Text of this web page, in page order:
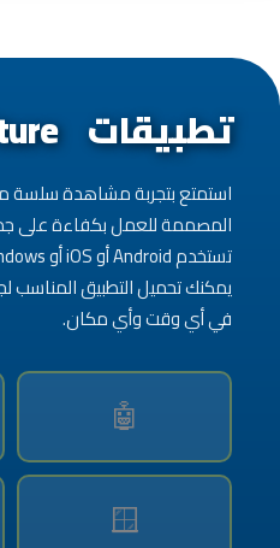
تطبيقات Vulture
المصممة للعمل بكفاءة على
يمكنك تحميل التطبيق المناسب
في أي وقت وأي مكان.
🤖
🪟